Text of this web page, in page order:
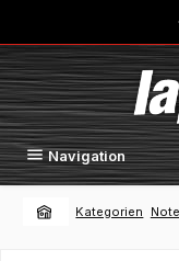
Zum Hauptinhalt
Navigation
Kategorien